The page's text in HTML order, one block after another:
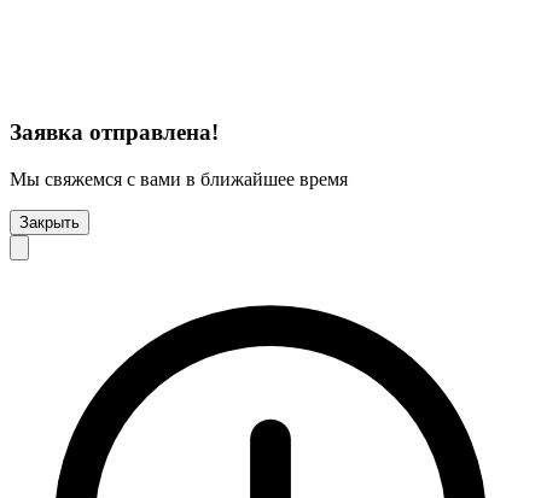
Заявка отправлена!
Мы свяжемся с вами в ближайшее время
Закрыть